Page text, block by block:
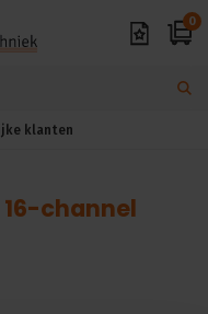
0
klanten
channel